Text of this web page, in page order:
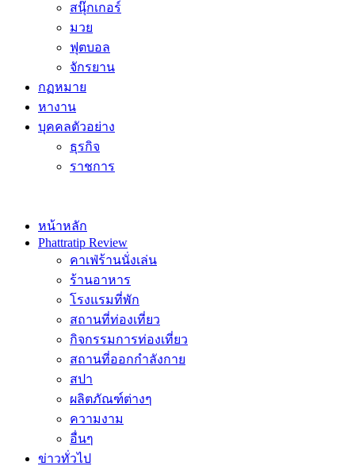
สนุ๊กเกอร์
มวย
ฟุตบอล
จักรยาน
กฏหมาย
หางาน
บุคคลตัวอย่าง
ธุรกิจ
ราชการ
หน้าหลัก
Phattratip Review
คาเฟ่ร้านนั่งเล่น
ร้านอาหาร
โรงแรมที่พัก
สถานที่ท่องเที่ยว
กิจกรรมการท่องเที่ยว
สถานที่ออกกำลังกาย
สปา
ผลิตภัณฑ์ต่างๆ
ความงาม
อื่นๆ
ข่าวทั่วไป